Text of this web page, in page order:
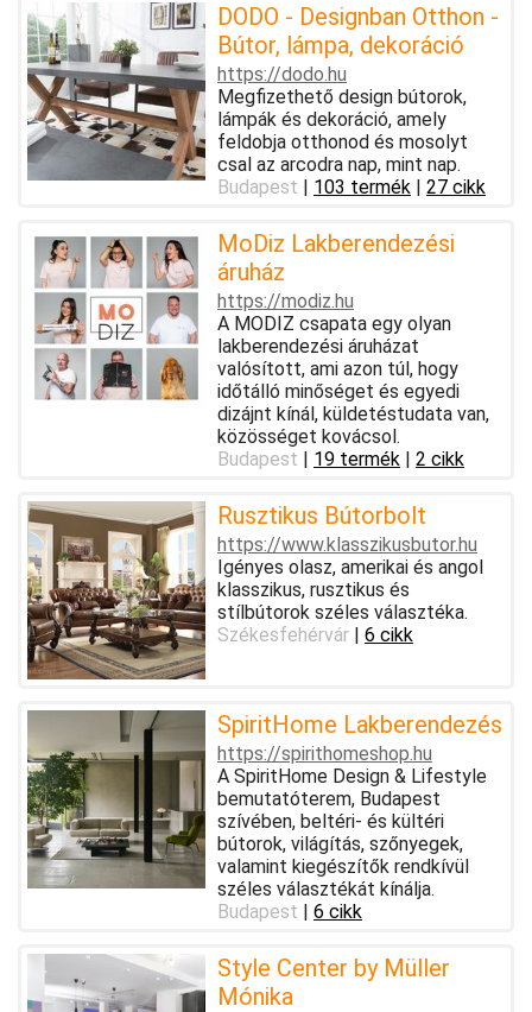
DODO - Designban Otthon -
Bútor, lámpa, dekoráció
https://dodo.hu
Megfizethető design bútorok,
lámpák és dekoráció, amely
feldobja otthonod és mosolyt
csal az arcodra nap, mint nap.
Budapest | 103 termék | 27 cikk
MoDiz Lakberendezési
áruház
https://modiz.hu
A MODIZ csapata egy olyan
lakberendezési áruházat
valósított, ami azon túl, hogy
időtálló minőséget és egyedi
dizájnt kínál, küldetéstudata van,
közösséget kovácsol.
Budapest | 19 termék | 2 cikk
Rusztikus Bútorbolt
https://www.klasszikusbutor.hu
Igényes olasz, amerikai és angol
klasszikus, rusztikus és
stílbútorok széles választéka.
Székesfehérvár | 6 cikk
SpiritHome Lakberendezés
https://spirithomeshop.hu
A SpiritHome Design & Lifestyle
bemutatóterem, Budapest
szívében, beltéri- és kültéri
bútorok, világítás, szőnyegek,
valamint kiegészítők rendkívül
széles választékát kínálja.
Budapest | 6 cikk
Style Center by Müller
Mónika